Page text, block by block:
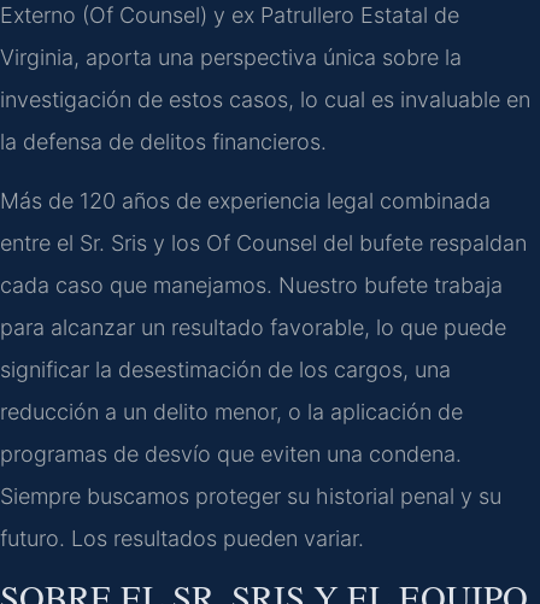
Externo (Of Counsel) y ex Patrullero Estatal de
Virginia, aporta una perspectiva única sobre la
investigación de estos casos, lo cual es invaluable en
la defensa de delitos financieros.
Más de 120 años de experiencia legal combinada
entre el Sr. Sris y los Of Counsel del bufete respaldan
cada caso que manejamos. Nuestro bufete trabaja
para alcanzar un resultado favorable, lo que puede
significar la desestimación de los cargos, una
reducción a un delito menor, o la aplicación de
programas de desvío que eviten una condena.
Siempre buscamos proteger su historial penal y su
futuro. Los resultados pueden variar.